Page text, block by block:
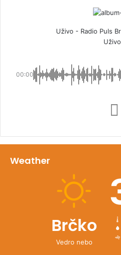
Uživo - Radio Puls
Uživo
00:00
Weather
Brčko
Vedro nebo